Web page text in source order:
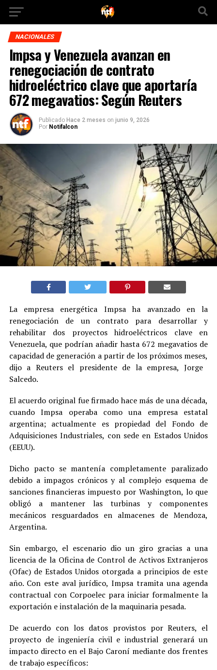
NACIONALES
Impsa y Venezuela avanzan en
renegociación de contrato
hidroeléctrico clave que aportaría
672 megavatios: Según Reuters
Publicado Hace 2 meses on junio 9, 2026
Por Notifalcon
La empresa ‌energética Impsa ‌ha avanzado en ​la
renegociación de un contrato para desarrollar ‌y
rehabilitar ⁠dos proyectos hidroeléctricos clave ⁠en
Venezuela, que podrían ​añadir ​hasta ​672 megavatios ‌de
capacidad de generación a partir de los próximos meses,
‌dijo a ​Reuters ​el ​presidente de ‌la empresa, Jorge ​
Salcedo.
El acuerdo original fue firmado hace más de una década,
cuando Impsa operaba como una empresa estatal
argentina; actualmente es propiedad del Fondo de
Adquisiciones Industriales, con sede en Estados Unidos
(EEUU).
Dicho pacto se mantenía completamente paralizado
debido a impagos crónicos y al complejo esquema de
sanciones financieras impuesto por Washington, lo que
obligó a mantener las turbinas y componentes
mecánicos resguardados en almacenes de Mendoza,
Argentina.
Sin embargo, el escenario dio un giro gracias a una
licencia de la Oficina de Control de Activos Extranjeros
(Ofac) de Estados Unidos otorgada a principios de este
año. Con este aval jurídico, Impsa tramita una agenda
contractual con Corpoelec para iniciar formalmente la
exportación e instalación de la maquinaria pesada.
De acuerdo con los datos provistos por Reuters, el
proyecto de ingeniería civil e industrial generará un
impacto directo en el Bajo Caroní mediante dos frentes
de trabajo específicos: